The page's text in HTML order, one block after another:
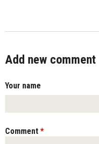
Add new comment
Your name
Comment *